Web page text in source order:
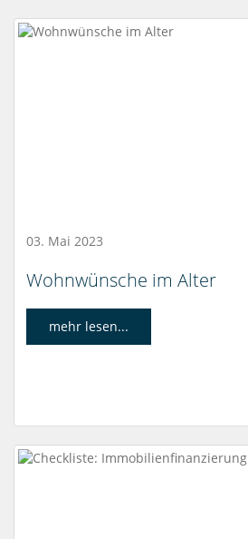
03. Mai 2023
Wohnwünsche im Alter
mehr lesen...